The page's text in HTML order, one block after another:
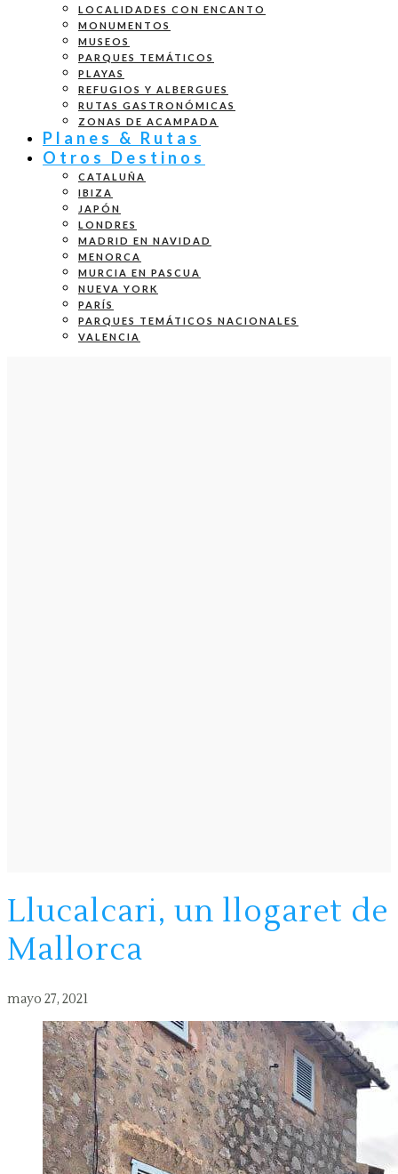
LOCALIDADES CON ENCANTO
MONUMENTOS
MUSEOS
PARQUES TEMÁTICOS
PLAYAS
REFUGIOS Y ALBERGUES
RUTAS GASTRONÓMICAS
ZONAS DE ACAMPADA
Planes & Rutas
Otros Destinos
CATALUÑA
IBIZA
JAPÓN
LONDRES
MADRID EN NAVIDAD
MENORCA
MURCIA EN PASCUA
NUEVA YORK
PARÍS
PARQUES TEMÁTICOS NACIONALES
VALENCIA
Llucalcari, un llogaret de
Mallorca
mayo 27, 2021